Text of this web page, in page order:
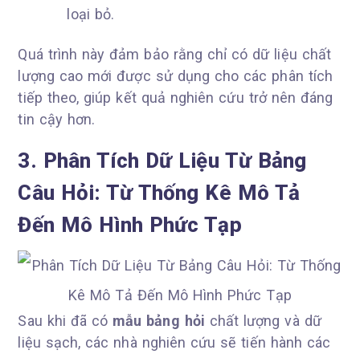
loại bỏ.
Quá trình này đảm bảo rằng chỉ có dữ liệu chất
lượng cao mới được sử dụng cho các phân tích
tiếp theo, giúp kết quả nghiên cứu trở nên đáng
tin cậy hơn.
3. Phân Tích Dữ Liệu Từ Bảng
Câu Hỏi: Từ Thống Kê Mô Tả
Đến Mô Hình Phức Tạp
Sau khi đã có mẫu bảng hỏi chất lượng và dữ
liệu sạch, các nhà nghiên cứu sẽ tiến hành các